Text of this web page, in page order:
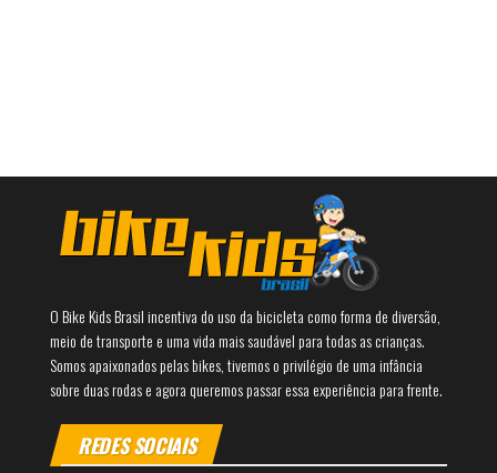
O Bike Kids Brasil incentiva do uso da bicicleta como forma de diversão,
meio de transporte e uma vida mais saudável para todas as crianças.
Somos apaixonados pelas bikes, tivemos o privilégio de uma infância
sobre duas rodas e agora queremos passar essa experiência para frente.
REDES SOCIAIS